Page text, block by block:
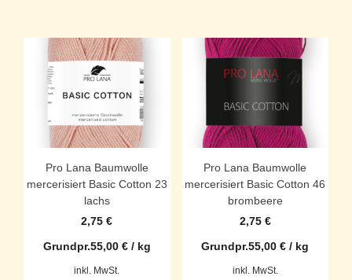
Pro Lana Baumwolle
mercerisiert Basic Cotton 23
lachs
2,75€
Grundpr.55,00 €/ kg
inkl. MwSt.
Pro Lana Baumwolle
mercerisiert Basic Cotton 46
brombeere
2,75 €
Grundpr.55,00€ / kg
inkl. MwSt.